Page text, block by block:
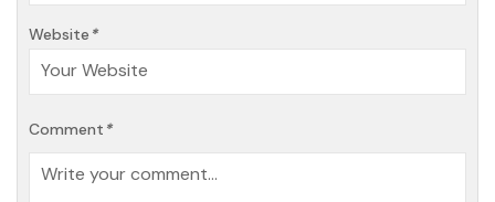
Website *
Comment *